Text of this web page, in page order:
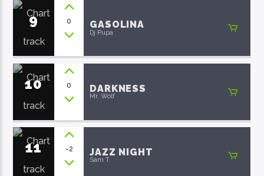
9 0 GASOLINA
Dj Pupa
10 0 DARKNESS
Mr. Wolf
11 -2 JAZZ NIGHT
Sam T.